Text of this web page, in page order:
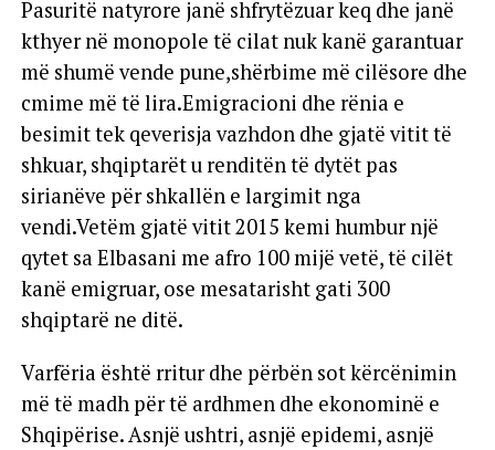
Pasuritë natyrore janë shfrytëzuar keq dhe janë
kthyer në monopole të cilat nuk kanë garantuar
më shumë vende pune,shërbime më cilësore dhe
cmime më të lira.Emigracioni dhe rënia e
besimit tek qeverisja vazhdon dhe gjatë vitit të
shkuar, shqiptarët u renditën të dytët pas
sirianëve për shkallën e largimit nga
vendi.Vetëm gjatë vitit 2015 kemi humbur një
qytet sa Elbasani me afro 100 mijë vetë, të cilët
kanë emigruar, ose mesatarisht gati 300
shqiptarë ne ditë.
Varfëria është rritur dhe përbën sot kërcënimin
më të madh për të ardhmen dhe ekonominë e
Shqipërise. Asnjë ushtri, asnjë epidemi, asnjë